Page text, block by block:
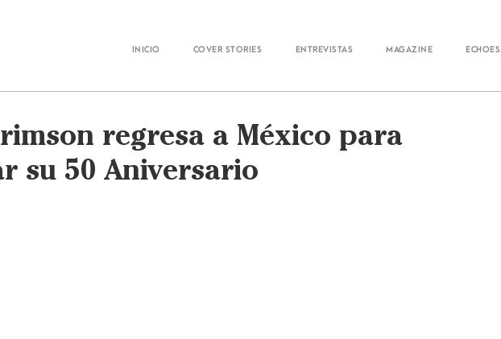
Inicio Cover Stories Entrevistas Magazine Echoes
regresa a México para
su 50 Aniversario